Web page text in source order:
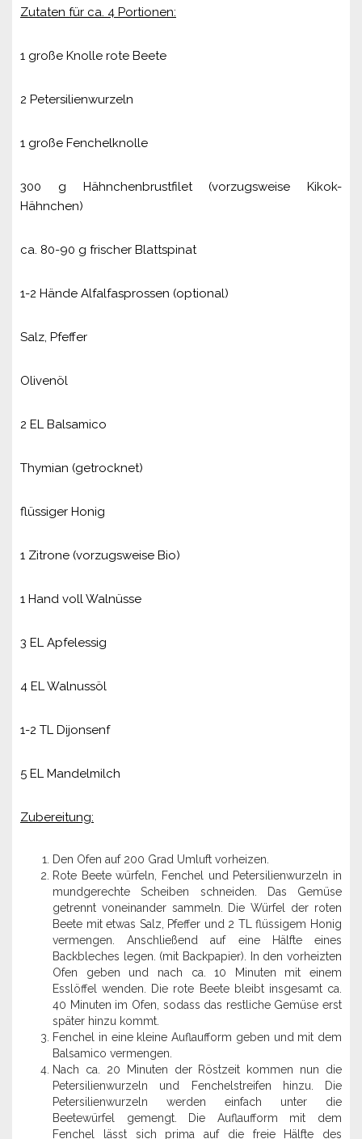
Zutaten für ca. 4 Portionen:
1 große Knolle rote Beete
2 Petersilienwurzeln
1 große Fenchelknolle
300 g Hähnchenbrustfilet (vorzugsweise Kikok-
Hähnchen)
ca. 80-90 g frischer Blattspinat
1-2 Hände Alfalfasprossen (optional)
Salz, Pfeffer
Olivenöl
2 EL Balsamico
Thymian (getrocknet)
flüssiger Honig
1 Zitrone (vorzugsweise Bio)
1 Hand voll Walnüsse
3 EL Apfelessig
4 EL Walnussöl
1-2 TL Dijonsenf
5 EL Mandelmilch
Zubereitung:
Den Ofen auf 200 Grad Umluft vorheizen.
Rote Beete würfeln, Fenchel und Petersilienwurzeln in
mundgerechte Scheiben schneiden. Das Gemüse
getrennt voneinander sammeln. Die Würfel der roten
Beete mit etwas Salz, Pfeffer und 2 TL flüssigem Honig
vermengen. Anschließend auf eine Hälfte eines
Backbleches legen. (mit Backpapier). In den vorheizten
Ofen geben und nach ca. 10 Minuten mit einem
Esslöffel wenden. Die rote Beete bleibt insgesamt ca.
40 Minuten im Ofen, sodass das restliche Gemüse erst
später hinzu kommt.
Fenchel in eine kleine Auflaufform geben und mit dem
Balsamico vermengen.
Nach ca. 20 Minuten der Röstzeit kommen nun die
Petersilienwurzeln und Fenchelstreifen hinzu. Die
Petersilienwurzeln werden einfach unter die
Beetewürfel gemengt. Die Auflaufform mit dem
Fenchel lässt sich prima auf die freie Hälfte des